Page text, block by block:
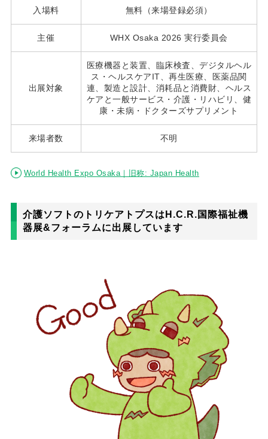
入場料 無料（来場登録必須）
主催 WHX Osaka 2026 実行委員会
出展対象
医療機器と装置、臨床検査、デジタルヘル
ス・ヘルスケアIT、再生医療、医薬品関
連、製造と設計、消耗品と消費財、ヘルス
ケアと一般サービス・介護・リハビリ、健
康・未病・ドクターズサプリメント
来場者数 不明
World Health Expo Osaka｜旧称: Japan Health
介護ソフトのトリケアトプスはH.C.R.国際福祉機
器展&フォーラムに出展しています